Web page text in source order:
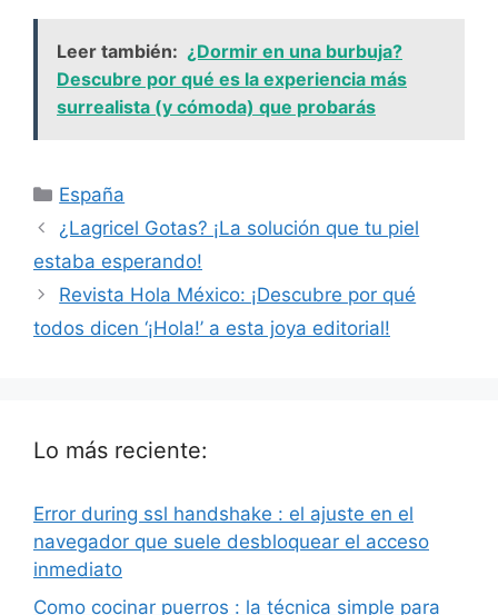
Leer también: ¿Dormir en una burbuja?
Descubre por qué es la experiencia más
surrealista (y cómoda) que probarás
Categorías
España
¿Lagricel Gotas? ¡La solución que tu piel
estaba esperando!
Revista Hola México: ¡Descubre por qué
todos dicen ‘¡Hola!’ a esta joya editorial!
Lo más reciente:
Error during ssl handshake : el ajuste en el
navegador que suele desbloquear el acceso
inmediato
Como cocinar puerros : la técnica simple para